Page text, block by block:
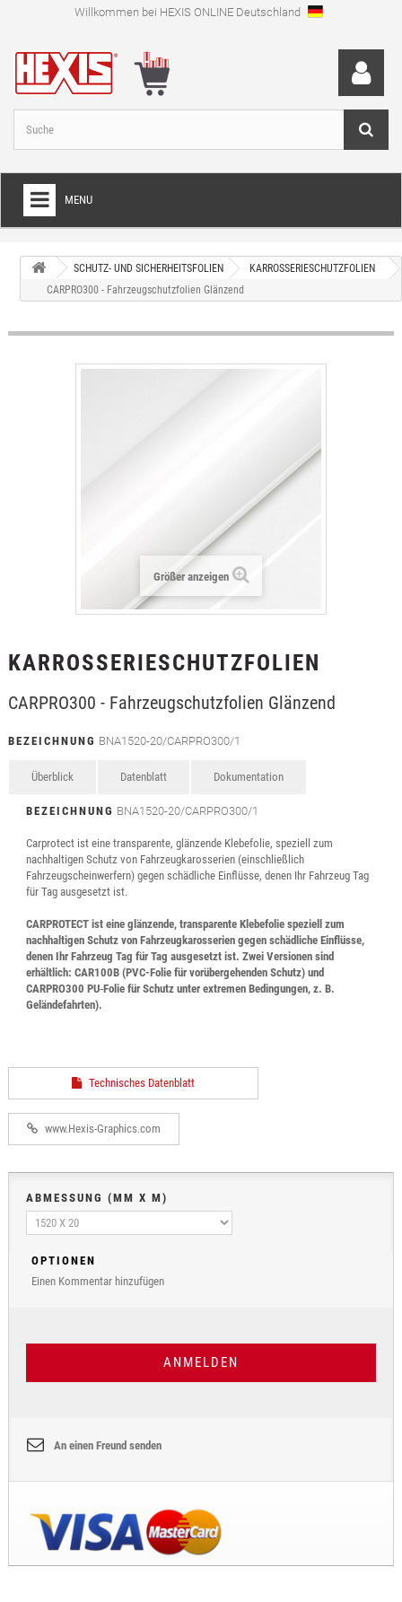
Willkommen bei HEXIS ONLINE Deutschland
MENU
FOLIEN FÜR VOLLVERKLEBUNGEN
SCHUTZ- UND SICHERHEITSFOLIEN
KARROSSERIESCHUTZFOLIEN
CARPRO300 - Fahrzeugschutzfolien Glänzend
Größer anzeigen
KARROSSERIESCHUTZFOLIEN
CARPRO300 - Fahrzeugschutzfolien Glänzend
BEZEICHNUNG BNA1520-20/CARPRO300/1
Überblick Datenblatt Dokumentation
BEZEICHNUNG BNA1520-20/CARPRO300/1
Carprotect ist eine transparente, glänzende Klebefolie, speziell zum
nachhaltigen Schutz von Fahrzeugkarosserien (einschließlich
Fahrzeugscheinwerfern) gegen schädliche Einflüsse, denen Ihr Fahrzeug Tag
für Tag ausgesetzt ist.
CARPROTECT ist eine glänzende, transparente Klebefolie speziell zum
nachhaltigen Schutz von Fahrzeugkarosserien gegen schädliche Einflüsse,
denen Ihr Fahrzeug Tag für Tag ausgesetzt ist. Zwei Versionen sind
erhältlich: CAR100B (PVC-Folie für vorübergehenden Schutz) und
CARPRO300 PU‑Folie für Schutz unter extremen Bedingungen, z. B.
Geländefahrten).
Technisches Datenblatt
www.Hexis-Graphics.com
ABMESSUNG (MM X M)
OPTIONEN
Einen Kommentar hinzufügen
ANMELDEN
An einen Freund senden